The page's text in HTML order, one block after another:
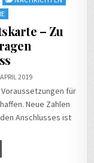
– Zu
2019
für
Neue Zahlen
Anschlusses ist